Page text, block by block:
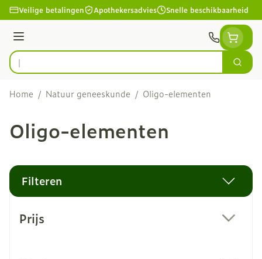
Ga naar de inhoud
Veilige betalingen Apothekersadvies Snelle beschikbaarheid
Menu
Product, merk, categorie...
Zoek
Home / Natuur geneeskunde / Oligo-elementen
Oligo-elementen
Filteren
Prijs